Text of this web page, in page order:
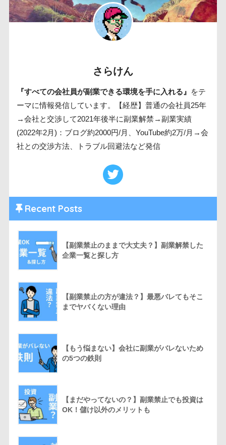
さらけん
『すべての会社員が副業できる環境を手に入れる』
をテ
ーマに情報発信しています。【経歴】普通の会社員25年
→会社と交渉して2021年後半に副業解禁→副業実績
(2022年2月)：ブログ約2000円/月、YouTube約2万/月→会
社との交渉方法、トラブル回避法など発信
Recent Posts
【副業禁止のままで大丈夫？】副業解禁した
企業一覧と探し方
【副業禁止の方が違法？】最悪バレてもそこ
までヤバくない理由
【もう悩まない】会社に副業がバレないため
の5つの鉄則
【まだやってないの？】副業禁止でも投資は
OK！儲け以外のメリットも